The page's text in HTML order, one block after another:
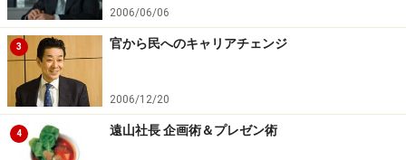
2006/06/06
3 官から民へのキャリアチェンジ
2006/12/20
4 遠山社長 企画術＆プレゼン術